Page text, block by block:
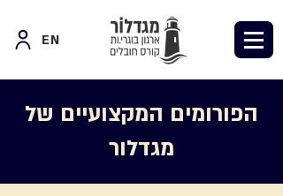
EN
הפורומים המקצועיים של
מגדלור